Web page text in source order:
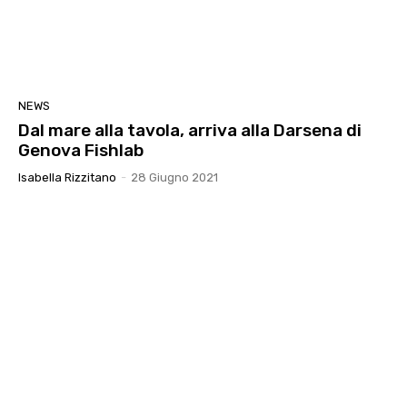
NEWS
Dal mare alla tavola, arriva alla Darsena di
Genova Fishlab
Isabella Rizzitano - 28 Giugno 2021